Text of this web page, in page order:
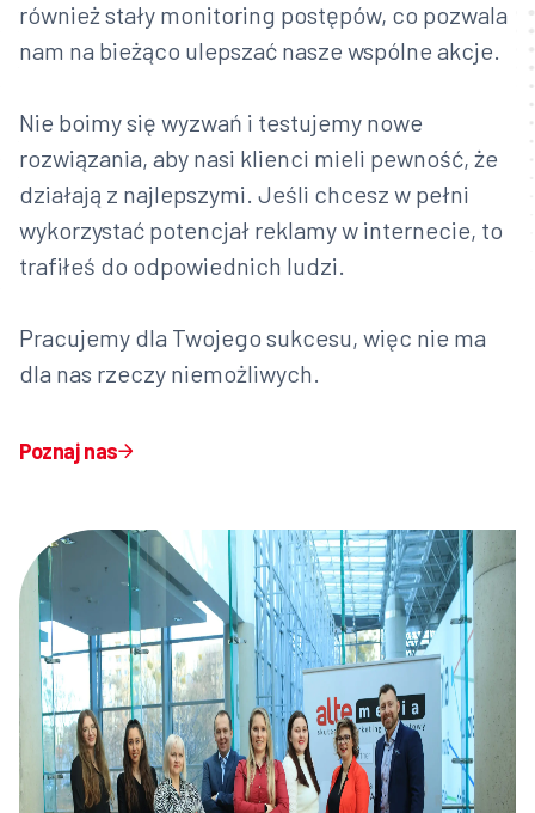
również stały monitoring postępów, co pozwala
nam na bieżąco ulepszać nasze wspólne akcje.
Nie boimy się wyzwań i testujemy nowe
rozwiązania, aby nasi klienci mieli pewność, że
działają z najlepszymi. Jeśli chcesz w pełni
wykorzystać potencjał reklamy w internecie, to
trafiłeś do odpowiednich ludzi.
Pracujemy dla Twojego sukcesu, więc nie ma
dla nas rzeczy niemożliwych.
Poznaj nas